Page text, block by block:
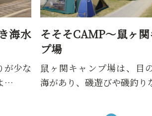
海水
が少な
…
そそそCAMP～鼠ヶ
プ場
鼠ヶ関キャンプ場は、目
海があり、磯遊びや磯釣